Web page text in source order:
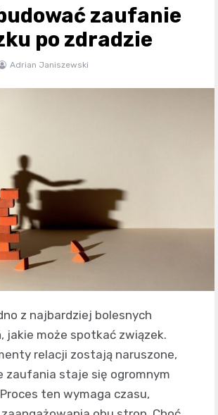
zaufanie
po zdradzie
Adrian Janiszewski
z najbardziej bolesnych
jakie może spotkać związek.
relacji zostają naruszone,
zaufania staje się ogromnym
ten wymaga czasu,